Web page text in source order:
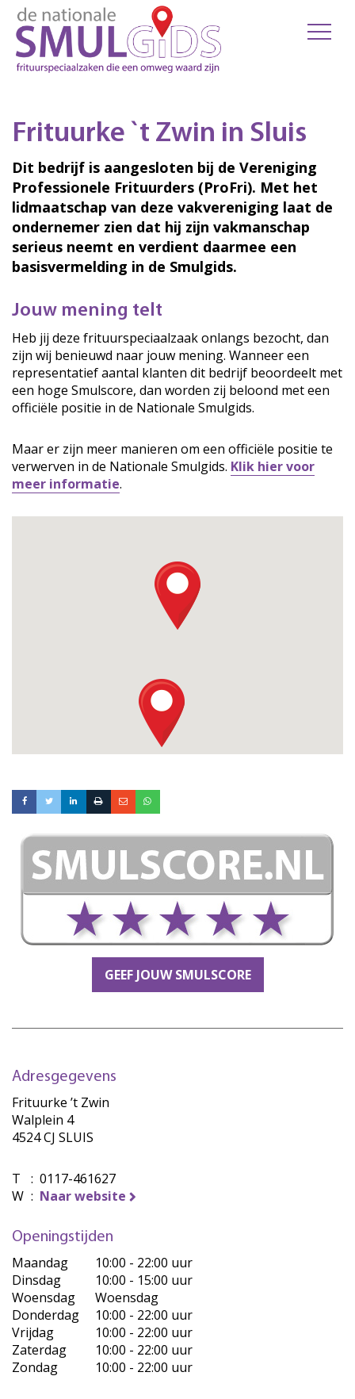
Frituurke `t Zwin in Sluis
Dit bedrijf is aangesloten bij de Vereniging
Professionele Frituurders (ProFri). Met het
lidmaatschap van deze vakvereniging laat de
ondernemer zien dat hij zijn vakmanschap
serieus neemt en verdient daarmee een
basisvermelding in de Smulgids.
Jouw mening telt
Heb jij deze frituurspeciaalzaak onlangs bezocht, dan
zijn wij benieuwd naar jouw mening. Wanneer een
representatief aantal klanten dit bedrijf beoordeelt met
een hoge Smulscore, dan worden zij beloond met een
officiële positie in de Nationale Smulgids.
Maar er zijn meer manieren om een officiële positie te
verwerven in de Nationale Smulgids. Klik hier voor
meer informatie.
GEEF JOUW SMULSCORE
Adresgegevens
Frituurke ’t Zwin
Walplein 4
4524 CJ SLUIS
T : 0117-461627
W : Naar website
Openingstijden
Maandag
10:00 - 22:00 uur
Dinsdag
10:00 - 15:00 uur
Woensdag
Woensdag
Donderdag
10:00 - 22:00 uur
Vrijdag
10:00 - 22:00 uur
Zaterdag
10:00 - 22:00 uur
Zondag
10:00 - 22:00 uur